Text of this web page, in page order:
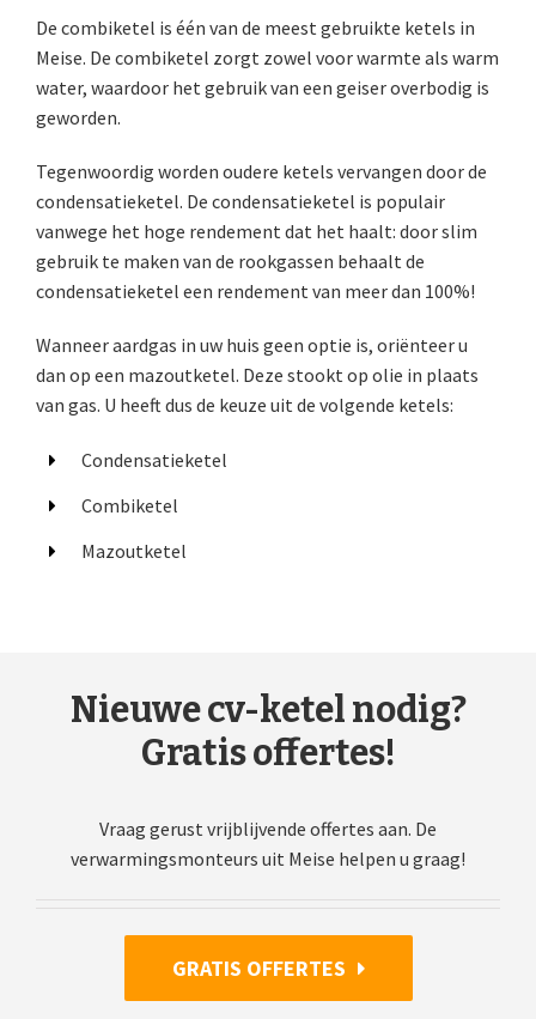
De combiketel is één van de meest gebruikte ketels in
Meise. De combiketel zorgt zowel voor warmte als warm
water, waardoor het gebruik van een geiser overbodig is
geworden.
Tegenwoordig worden oudere ketels vervangen door de
condensatieketel. De condensatieketel is populair
vanwege het hoge rendement dat het haalt: door slim
gebruik te maken van de rookgassen behaalt de
condensatieketel een rendement van meer dan 100%!
Wanneer aardgas in uw huis geen optie is, oriënteer u
dan op een mazoutketel. Deze stookt op olie in plaats
van gas. U heeft dus de keuze uit de volgende ketels:
Condensatieketel
Combiketel
Mazoutketel
Nieuwe cv-ketel nodig?
Gratis offertes!
Vraag gerust vrijblijvende offertes aan. De
verwarmingsmonteurs uit Meise helpen u graag!
GRATIS OFFERTES